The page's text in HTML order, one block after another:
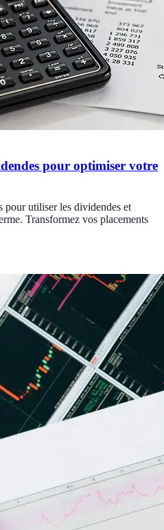
pour optimiser votre
pour utiliser les dividendes et
Transformez vos placements